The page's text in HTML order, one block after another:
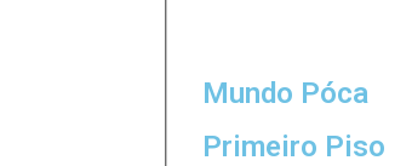
Mundo Póca
Primeiro Piso